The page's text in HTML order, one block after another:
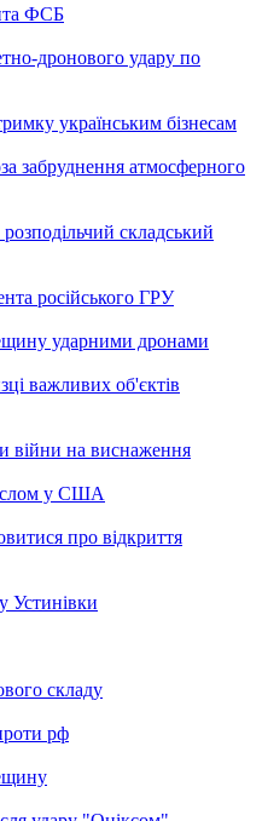
ФСБ
дронового удару по
українським бізнесам
забруднення атмосферного
складський
російського ГРУ
ударними дронами
важливих об'єктів
війни на виснаження
у США
про відкриття
Устинівки
складу
рф